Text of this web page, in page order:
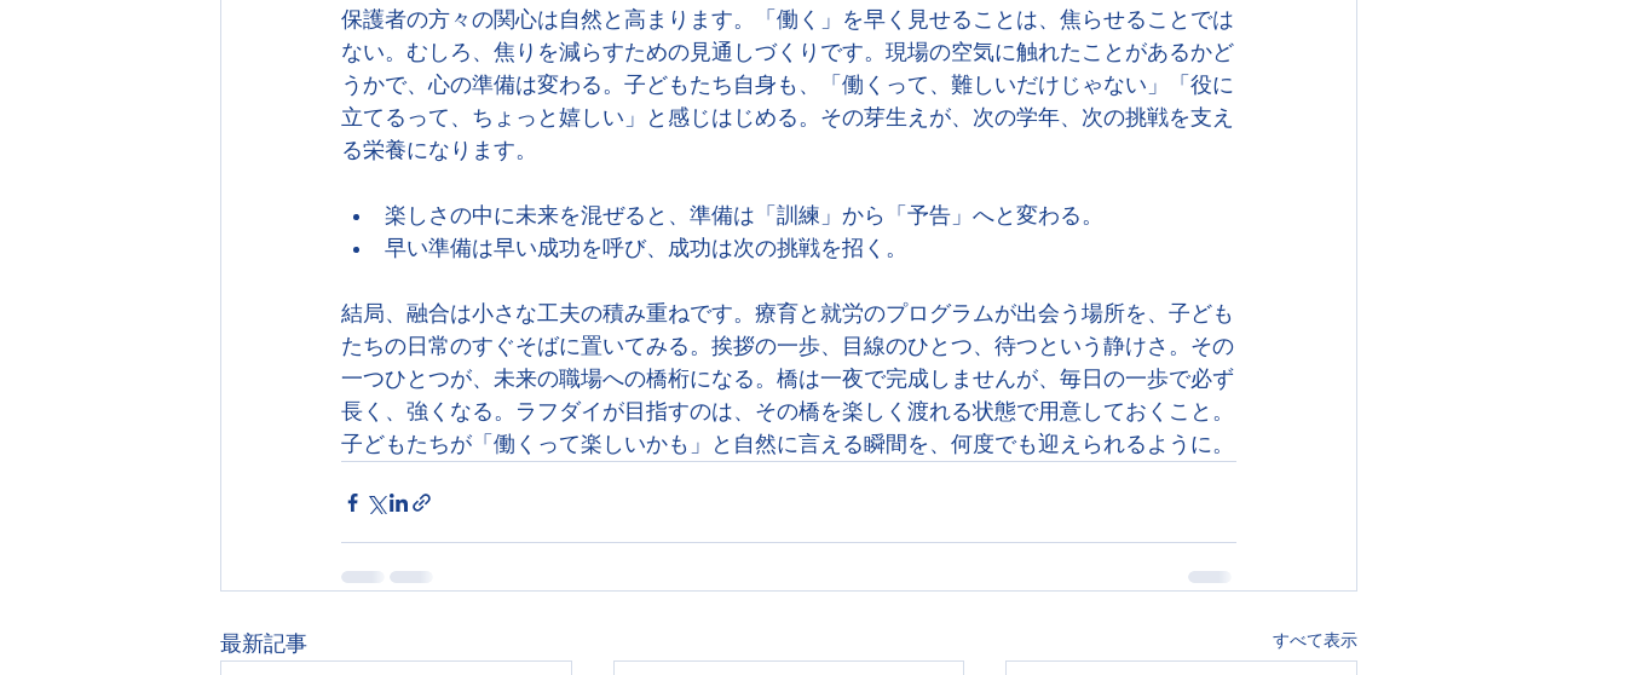
保護者の方々の関心は自然と高まります。「働く」を早く見せることは、焦らせることでは
ない。むしろ、焦りを減らすための見通しづくりです。現場の空気に触れたことがあるかど
うかで、心の準備は変わる。子どもたち自身も、「働くって、難しいだけじゃない」「役に
立てるって、ちょっと嬉しい」と感じはじめる。その芽生えが、次の学年、次の挑戦を支え
る栄養になります。
楽しさの中に未来を混ぜると、準備は「訓練」から「予告」へと変わる。
早い準備は早い成功を呼び、成功は次の挑戦を招く。
結局、融合は小さな工夫の積み重ねです。療育と就労のプログラムが出会う場所を、子ども
たちの日常のすぐそばに置いてみる。挨拶の一歩、目線のひとつ、待つという静けさ。その
一つひとつが、未来の職場への橋桁になる。橋は一夜で完成しませんが、毎日の一歩で必ず
長く、強くなる。ラフダイが目指すのは、その橋を楽しく渡れる状態で用意しておくこと。
子どもたちが「働くって楽しいかも」と自然に言える瞬間を、何度でも迎えられるように。
最新記事 すべて表示